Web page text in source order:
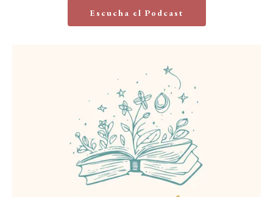
Escucha el Podcast